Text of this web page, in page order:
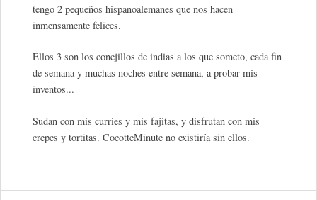
tengo 2 pequeños hispanoalemanes que nos hacen
inmensamente felices.
Ellos 3 son los conejillos de indias a los que someto, cada fin
de semana y muchas noches entre semana, a probar mis
inventos...
Sudan con mis curries y mis fajitas, y disfrutan con mis
crepes y tortitas. CocotteMinute no existiría sin ellos.